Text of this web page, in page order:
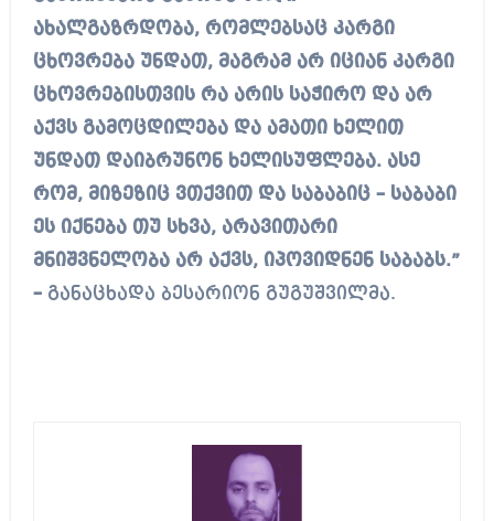
ახალგაზრდობა, რომლებსაც კარგი
ცხოვრება უნდათ, მაგრამ არ იციან კარგი
ცხოვრებისთვის რა არის საჭირო და არ
აქვს გამოცდილება და ამათი ხელით
უნდათ დაიბრუნონ ხელისუფლება. ასე
რომ, მიზეზიც ვთქვით და საბაბიც – საბაბი
ეს იქნება თუ სხვა, არავითარი
მნიშვნელობა არ აქვს, იპოვიდნენ საბაბს.”
–განაცხადა ბესარიონ გუგუშვილმა.